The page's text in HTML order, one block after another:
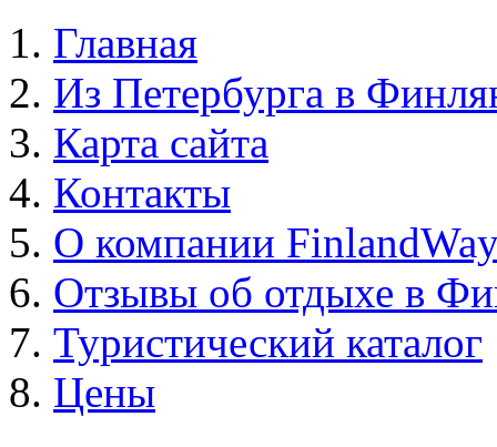
Главная
Из Петербурга в
Карта сайта
Контакты
О компании
Отзывы об отдыхе в
Туристический каталог
Цены